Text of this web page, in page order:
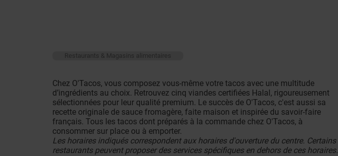
Restaurants & Magasins alimentaires
Chez O'Tacos, vous composez vous-même votre tacos avec une multitude
d’ingrédients au choix. Retrouvez cinq viandes certifiées Halal, rigoureusement
sélectionnées pour leur qualité premium. Le succès de O'Tacos, c'est aussi sa
recette originale de sauce fromagère, faite maison et inspirée du savoir-faire
français. Tous les tacos dont préparés à la commande chez O'Tacos, à
consommer sur place ou à emporter.
Les horaires indiqués correspondent aux horaires d'ouverture du centre. Certains
restaurants peuvent proposer des services spécifiques en dehors de ces horaires.